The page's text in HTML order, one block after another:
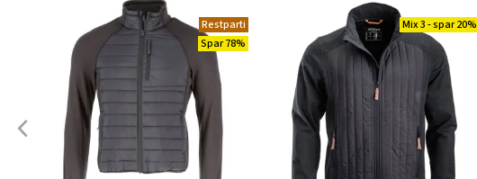
Restparti
Spar 78%
Mix 3 - spar 20%